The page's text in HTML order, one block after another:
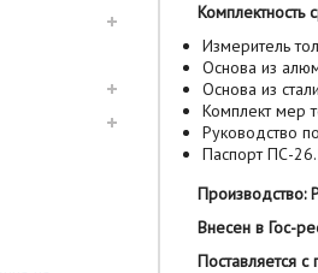
Комплектность
Измеритель
Основа из
Основа из
Комплект мер
Руководство
Паспорт ПС-
Производство:
Внесен в Гос-
Поставляется с